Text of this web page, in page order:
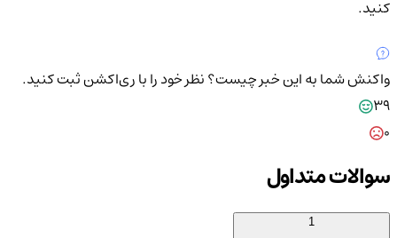
کنید.
واکنش شما به این خبر چیست؟نظر خود را با ری‌اکشن ثبت کنید.
39
سوالات متداول